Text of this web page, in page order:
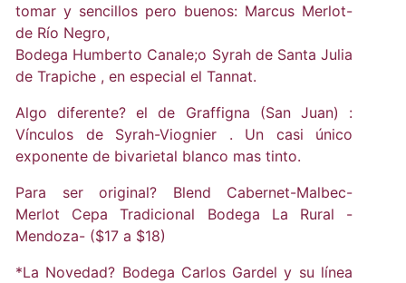
tomar y sencillos pero buenos: Marcus Merlot-
de Río Negro,
Bodega Humberto Canale;o Syrah de Santa Julia
de Trapiche , en especial el Tannat.
Algo diferente? el de Graffigna (San Juan) :
Vínculos de Syrah-Viognier . Un casi único
exponente de bivarietal blanco mas tinto.
Para ser original? Blend Cabernet-Malbec-
Merlot Cepa Tradicional Bodega La Rural -
Mendoza- ($17 a $18)
*La Novedad? Bodega Carlos Gardel y su línea